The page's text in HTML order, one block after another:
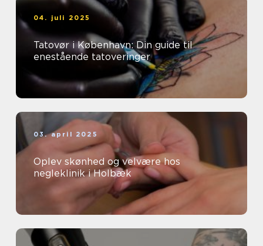
04. juli 2025
Tatovør i København: Din guide til
enestående tatoveringer
03. april 2025
Oplev skønhed og velvære hos
negleklinik i Holbæk